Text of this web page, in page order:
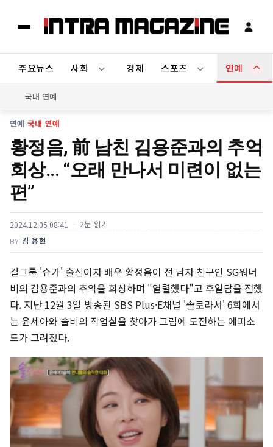
주요뉴스 사회 경제 스포츠 연예
국내 연예
연예›국내 연예
황정음, 前 남친 김용준과의 추억
회상... “오래 만나서 미련이 없는
편”
2024.12.05 08:41 2분 읽기
BY 김 용현
걸그룹 '슈가' 출신이자 배우 황정음이 전 남자 친구인 SG워너
비의 김용준과의 추억을 회상하며 "열렬했다"고 후일담을 전했
다. 지난 12월 3일 방송된 SBS Plus·E채널 '솔로라서' 6회에서
는 윤세아와 솔비의 작업실을 찾아가 그림에 도전하는 에피소
드가 그려졌다.